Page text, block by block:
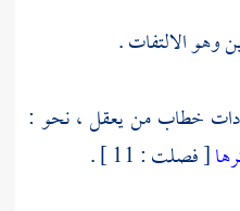
وهو الالتفات .
خطاب من يعقل ، نحو :
[ فصلت : 11 ] .